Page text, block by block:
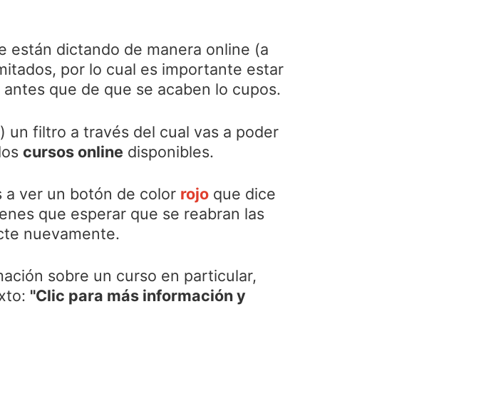
están dictando de manera online (a
por lo cual es importante estar
que de que se acaben lo cupos.
un filtro a través del cual vas a poder
cursos online disponibles.
a ver un botón de color rojo que dice
que esperar que se reabran las
nuevamente.
sobre un curso en particular,
"Clic para más información y